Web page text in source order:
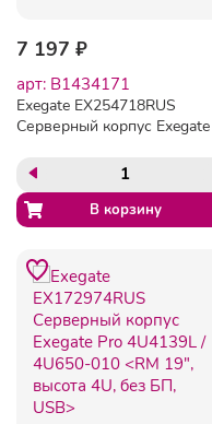
7 197 ₽
арт: B1434171
Exegate EX254718RUS
Серверный корпус Exegate
<RM 19", высота 4U,
глубина 480, без БП, USB>